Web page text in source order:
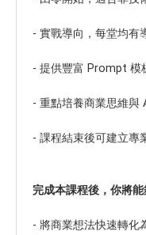
- 實戰導向，每堂均有
- 提供豐富 Prompt 模
- 重點培養商業思維與
- 課程結束後可建立專
完成本課程後，你將能
- 將商業想法快速轉化